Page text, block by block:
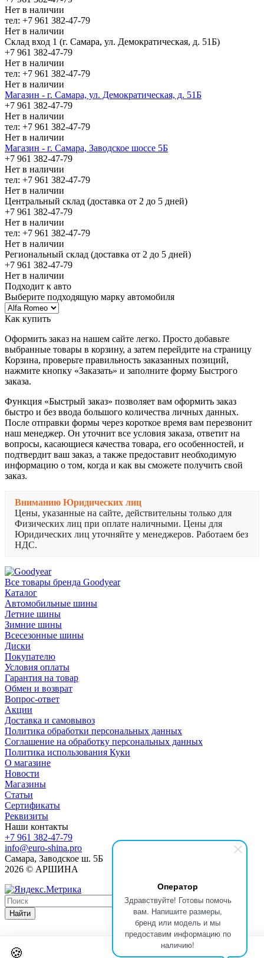
Оператор
Здравствуйте! Готовы помочь
вам. Напишите размеры,
бренд или модель и мы
предоставим информацию по
наличию!
Нет в наличии
тел: +7 961 382-47-79
Нет в наличии
Склад вход 1 (г. Самара, ул. Демократическая, д. 51Б)
+7 961 382-47-79
Нет в наличии
тел: +7 961 382-47-79
Нет в наличии
Магазин - г. Самара, ул. Демократическая, д. 51Б
+7 961 382-47-79
Нет в наличии
тел: +7 961 382-47-79
Нет в наличии
Магазин - г. Самара, Заводское шоссе 5Б
+7 961 382-47-79
Нет в наличии
тел: +7 961 382-47-79
Нет в наличии
Центральный склад (доставка от 2 до 5 дней)
+7 961 382-47-79
Нет в наличии
тел: +7 961 382-47-79
Нет в наличии
Региональный склад (доставка от 2 до 5 дней)
+7 961 382-47-79
Нет в наличии
Подходит к авто
Выберите подходящую марку автомобиля
Как купить
Оформить заказ на нашем сайте легко. Просто добавьте
выбранные товары в корзину, а затем перейдите на страницу
Корзина, проверьте правильность заказанных позиций,
нажмите кнопку «Заказать» и заполните форму Быстрого
заказа.
Функция «Быстрый заказ» позволяет вам оформить заказ
быстро и без ввода большого количества личных данных.
После отправки формы через короткое время вам перезвонит
наш менеджер. Он уточнит все условия заказа, ответит на
вопросы, касающиеся качества товара, его особенностей, и
подтвердит ваш заказ, а также предоставит необходимую
информацию о том, когда и как вы сможете получить свой
заказ.
Вниманию Юридических лиц
Цены, указанные на сайте, действительны только для
Физических лиц при оплате наличными. Цены для
Юридических лиц уточняйте у менеджеров. Работаем без
НДС.
Все товары бренда Goodyear
Каталог
Автомобильные шины
Летние шины
Зимние шины
Всесезонные шины
Диски
Покупателю
Условия оплаты
Гарантия на товар
Обмен и возврат
Вопрос-ответ
Акции
Доставка и самовывоз
Политика обработки персональных данных
Соглашение на обработку персональных данных
Политика использования Куки
О магазине
Новости
Магазины
Статьи
Сертификаты
Реквизиты
Наши контакты
+7 961 382-47-79
info@euro-shina.pro
Самара, Заводское ш. 5Б
2026 © АРШИНА
Найти
🍪